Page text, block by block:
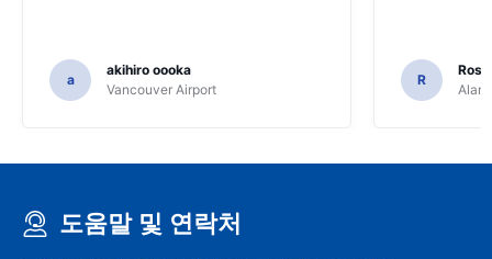
a
akihiro oooka
Vancouver Airport
R
도움말 및 연락처